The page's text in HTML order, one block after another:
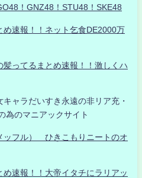
！GNZ48！STU48！SKE48
め速報！！ネット乞食DE2000万
髪ってるまとめ速報！！激しくハ
ャラだいすき永遠の非リア充・
為のマニアックサイト
ッフル） ひきこもりニートのオ
速報！！大帝イタチにラリアッ